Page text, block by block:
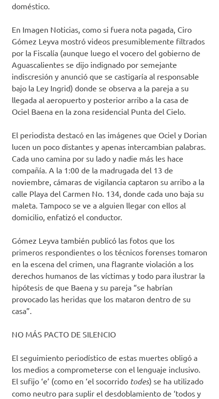
doméstico.
En Imagen Noticias, como si fuera nota pagada, Ciro
Gómez Leyva mostró videos presumiblemente filtrados
por la Fiscalía (aunque luego el vocero del gobierno de
Aguascalientes se dijo indignado por semejante
indiscresión y anunció que se castigaría al responsable
bajo la Ley Ingrid) donde se observa a la pareja a su
llegada al aeropuerto y posterior arribo a la casa de
Ociel Baena en la zona residencial Punta del Cielo.
El periodista destacó en las imágenes que Ociel y Dorian
lucen un poco distantes y apenas intercambian palabras.
Cada uno camina por su lado y nadie más les hace
compañía. A la 1:00 de la madrugada del 13 de
noviembre, cámaras de vigilancia captaron su arribo a la
calle Playa del Carmen No. 134, donde cada uno baja su
maleta. Tampoco se ve a alguien llegar con ellos al
domicilio, enfatizó el conductor.
Gómez Leyva también publicó las fotos que los
primeros respondientes o los técnicos forenses tomaron
en la escena del crimen, una flagrante violación a los
derechos humanos de las víctimas y todo para ilustrar la
hipótesis de que Baena y su pareja “se habrían
provocado las heridas que los mataron dentro de su
casa”.
NO MÁS PACTO DE SILENCIO
El seguimiento periodístico de estas muertes obligó a
los medios a comprometerse con el lenguaje inclusivo.
El sufijo ‘e’ (como en ‘el socorrido todes) se ha utilizado
como neutro para suplir el desdoblamiento de ‘todos y